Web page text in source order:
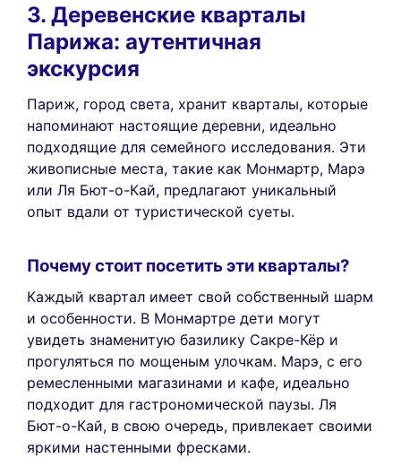
3. Деревенские кварталы
Парижа: аутентичная
экскурсия
Париж, город света, хранит кварталы, которые
напоминают настоящие деревни, идеально
подходящие для семейного исследования. Эти
живописные места, такие как Монмартр, Марэ
или Ля Бют-о-Кай, предлагают уникальный
опыт вдали от туристической суеты.
Почему стоит посетить эти кварталы?
Каждый квартал имеет свой собственный шарм
и особенности. В Монмартре дети могут
увидеть знаменитую базилику Сакре-Кёр и
прогуляться по мощеным улочкам. Марэ, с его
ремесленными магазинами и кафе, идеально
подходит для гастрономической паузы. Ля
Бют-о-Кай, в свою очередь, привлекает своими
яркими настенными фресками.